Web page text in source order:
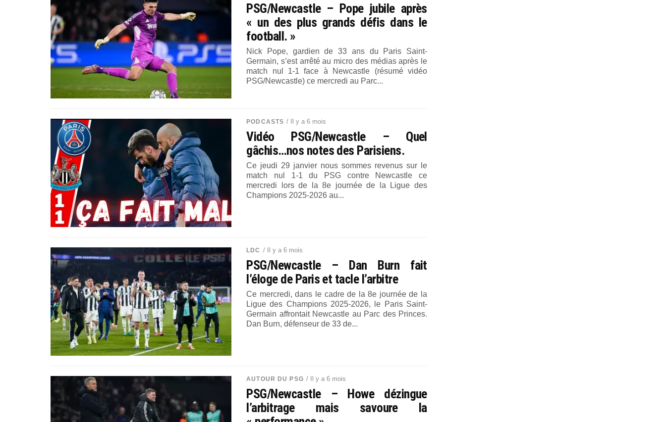
PSG/Newcastle – Pope jubile après
« un des plus grands défis dans le
football. »
Nick Pope, gardien de 33 ans du Paris Saint-
Germain, s’est arrêté au micro des médias après le
match nul 1-1 face à Newcastle (résumé vidéo
PSG/Newcastle) ce mercredi au Parc...
PODCASTS / Il y a 6 mois
Vidéo PSG/Newcastle – Quel
gâchis…nos notes des Parisiens.
Ce jeudi 29 janvier nous sommes revenus sur le
match nul 1-1 du PSG contre Newcastle ce
mercredi lors de la 8e journée de la Ligue des
Champions 2025-2026 au...
LDC / Il y a 6 mois
PSG/Newcastle – Dan Burn fait
l’éloge de Paris et tacle l’arbitre
Ce mercredi, dans le cadre de la 8e journée de la
Ligue des Champions 2025-2026, le Paris Saint-
Germain affrontait Newcastle au Parc des Princes.
Dan Burn, défenseur de 33 de...
AUTOUR DU PSG / Il y a 6 mois
PSG/Newcastle – Howe dézingue
l’arbitrage mais savoure la